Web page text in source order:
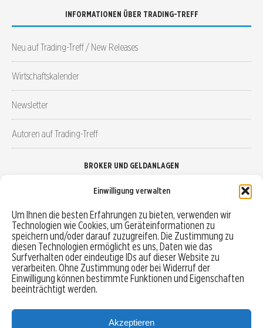
Einwilligung verwalten
Um Ihnen die besten Erfahrungen zu bieten, verwenden wir
Technologien wie Cookies, um Geräteinformationen zu
speichern und/oder darauf zuzugreifen. Die Zustimmung zu
diesen Technologien ermöglicht es uns, Daten wie das
Surfverhalten oder eindeutige IDs auf dieser Website zu
verarbeiten. Ohne Zustimmung oder bei Widerruf der
Einwilligung können bestimmte Funktionen und Eigenschaften
beeinträchtigt werden.
Akzeptieren
INFORMATIONEN ÜBER TRADING-TREFF
Neu auf Trading-Treff / New Releases
Wirtschaftskalender
Newsletter
Autoren auf Trading-Treff
BROKER UND GELDANLAGEN
Robo-Advisor vergleichen
Depotvergleich
Festgeld vergleichen
Tagesgeld vergleichen